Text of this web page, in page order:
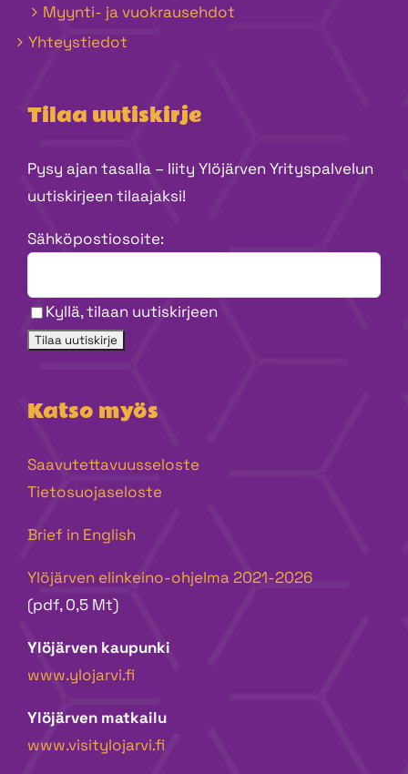
Myynti- ja vuokrausehdot
Yhteystiedot
Tilaa uutiskirje
Pysy ajan tasalla – liity Ylöjärven Yrityspalvelun
uutiskirjeen tilaajaksi!
Sähköpostiosoite:
Kyllä, tilaan uutiskirjeen
Katso myös
Saavutettavuusseloste
Tietosuojaseloste
Brief in English
Ylöjärven elinkeino-ohjelma 2021-2026
(pdf, 0,5 Mt)
Ylöjärven kaupunki
www.ylojarvi.fi
Ylöjärven matkailu
www.visitylojarvi.fi